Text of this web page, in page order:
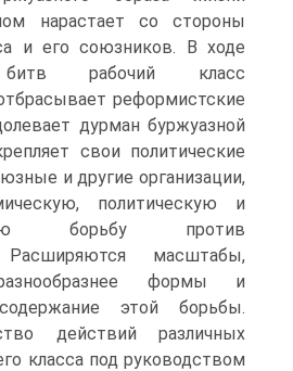
нарастает со стороны
и его союзников. В ходе
битв рабочий класс
реформистские
дурман буржуазной
свои политические
и другие организации,
политическую и
борьбу против
Расширяются масштабы,
формы и
этой борьбы.
действий различных
класса под руководством